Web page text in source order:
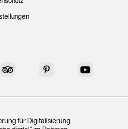
Tripadvisor Pinterest YouTube
für Digitalisierung